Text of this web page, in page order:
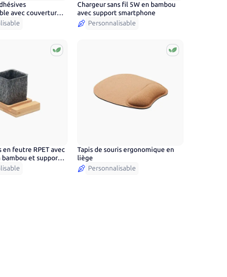
avec couverture
Chargeur sans fil 5W en bambou
avec support smartphone
Personnalisable
en feutre RPET avec
bambou et support
Tapis de souris ergonomique en
liège
Personnalisable